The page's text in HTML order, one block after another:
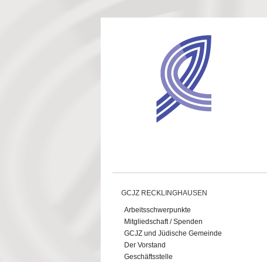
GCJZ RECKLINGHAUSEN
Arbeitsschwerpunkte
Mitgliedschaft / Spenden
GCJZ und Jüdische Gemeinde
Der Vorstand
Geschäftsstelle